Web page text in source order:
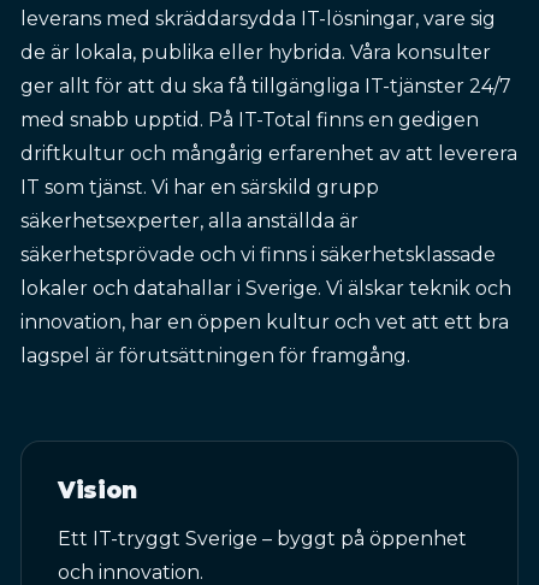
leverans med skräddarsydda IT-lösningar, vare sig
de är lokala, publika eller hybrida. Våra konsulter
ger allt för att du ska få tillgängliga IT-tjänster 24/7
med snabb upptid. På IT-Total finns en gedigen
driftkultur och mångårig erfarenhet av att leverera
IT som tjänst. Vi har en särskild grupp
säkerhetsexperter, alla anställda är
säkerhetsprövade och vi finns i säkerhetsklassade
lokaler och datahallar i Sverige. Vi älskar teknik och
innovation, har en öppen kultur och vet att ett bra
lagspel är förutsättningen för framgång.
Vision
Ett IT-tryggt Sverige – byggt på öppenhet
och innovation.